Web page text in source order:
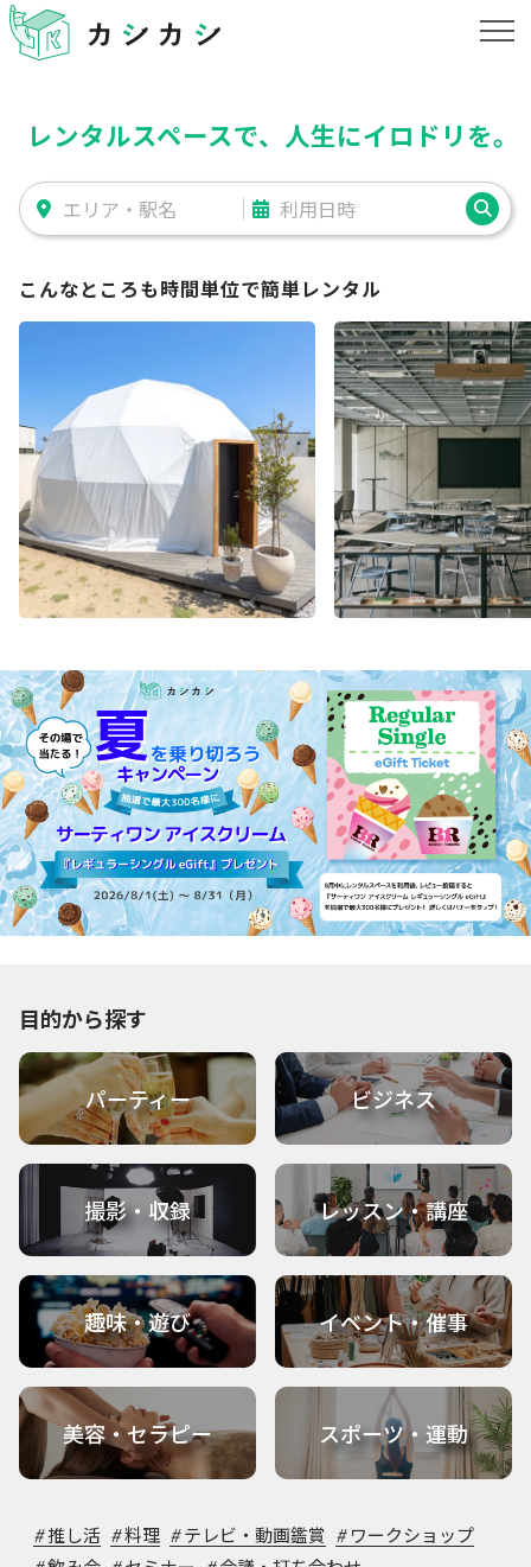
レンタルスペースで、人生にイロドリを。
こんなところも時間単位で簡単レンタル
目的から探す
パーティー ビジネス
撮影・収録 レッスン・講座
趣味・遊び イベント・催事
美容・セラピー スポーツ・運動
#推し活 #料理 # テレビ・動画鑑賞 # ワークショップ